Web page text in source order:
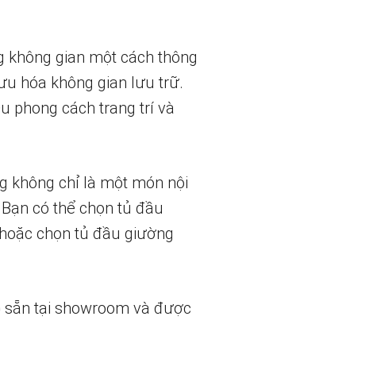
gian một cách thông
hóa không gian lưu trữ.
phong cách trang trí và
không chỉ là một món nội
có thể chọn tủ đầu
chọn tủ đầu giường
tại showroom và được